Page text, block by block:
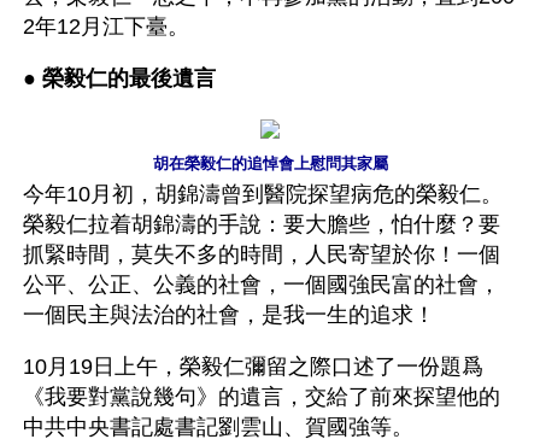
2年12月江下臺。
● 榮毅仁的最後遺言
胡在榮毅仁的追悼會上慰問其家屬
今年10月初，胡錦濤曾到醫院探望病危的榮毅仁。
榮毅仁拉着胡錦濤的手說：要大膽些，怕什麼？要
抓緊時間，莫失不多的時間，人民寄望於你！一個
公平、公正、公義的社會，一個國強民富的社會，
一個民主與法治的社會，是我一生的追求！
10月19日上午，榮毅仁彌留之際口述了一份題爲
《我要對黨說幾句》的遺言，交給了前來探望他的
中共中央書記處書記劉雲山、賀國強等。